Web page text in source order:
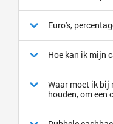
Euro's,
Hoe kan ik mijn
Waar moet ik bij
houden, om een